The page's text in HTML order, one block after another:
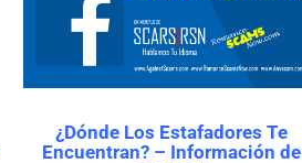
¿Dónde Los Estafadores Te
Encuentran? – Información de